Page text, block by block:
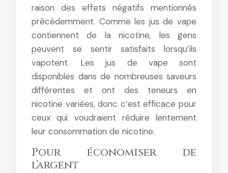
raison des effets négatifs mentionnés
précédemment. Comme les jus de vape
contiennent de la nicotine, les gens
peuvent se sentir satisfaits lorsqu’ils
vapotent. Les jus de vape sont
disponibles dans de nombreuses saveurs
différentes et ont des teneurs en
nicotine variées, donc c’est efficace pour
ceux qui voudraient réduire lentement
leur consommation de nicotine.
Pour économiser de
l’argent